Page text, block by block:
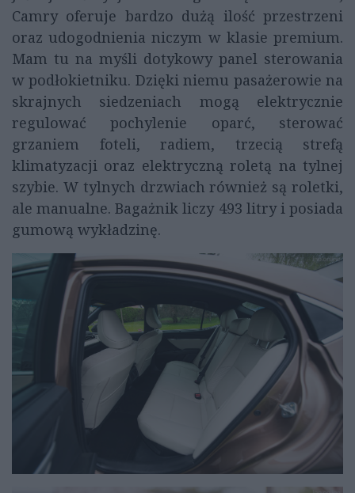
Camry oferuje bardzo dużą ilość przestrzeni
oraz udogodnienia niczym w klasie premium.
Mam tu na myśli dotykowy panel sterowania
w podłokietniku. Dzięki niemu pasażerowie na
skrajnych siedzeniach mogą elektrycznie
regulować pochylenie oparć, sterować
grzaniem foteli, radiem, trzecią strefą
klimatyzacji oraz elektryczną roletą na tylnej
szybie. W tylnych drzwiach również są roletki,
ale manualne. Bagażnik liczy 493 litry i posiada
gumową wykładzinę.